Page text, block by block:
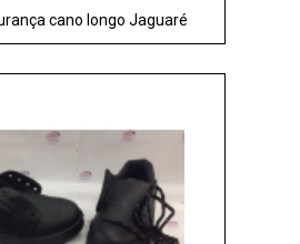
cano longo Jaguaré